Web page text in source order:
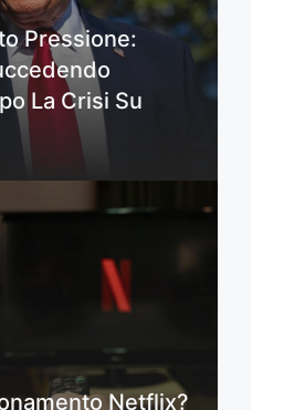
Pressione:
La Crisi Su
Netflix?